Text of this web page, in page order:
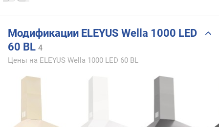
Модификации ELEYUS Wella 1000 LED
60 BL 4
Цены на ELEYUS Wella 1000 LED 60 BL